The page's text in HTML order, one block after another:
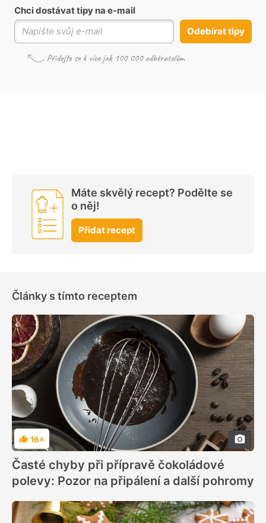
Chci dostávat tipy na e-mail
Odebírat tipy
Máte skvělý recept? Podělte se
o něj!
Přidat recept
Články s tímto receptem
Hodnocení
16×
Časté chyby při přípravě čokoládové
polevy: Pozor na připálení a další pohromy